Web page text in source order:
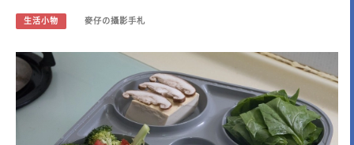
生活小物 麥仔の攝影手札